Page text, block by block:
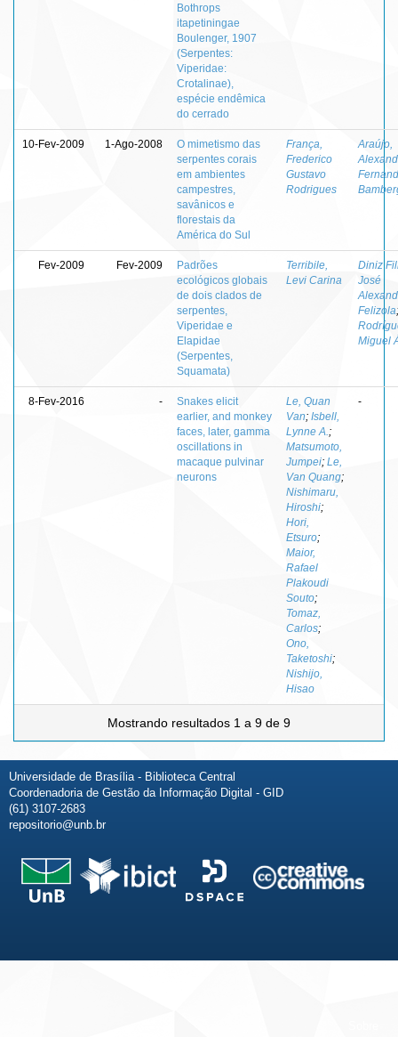
Bothrops
itapetiningae
Boulenger, 1907
(Serpentes:
Viperidae:
Crotalinae),
espécie endêmica
do cerrado
10-Fev-2009 1-Ago-2008
O mimetismo das
serpentes corais
em ambientes
campestres,
savânicos e
florestais da
América do Sul
França,
Frederico
Gustavo
Rodrigues
Araújo,
Fev-2009 Fev-2009
Padrões
ecológicos globais
de dois clados de
serpentes,
Viperidae e
Elapidae
(Serpentes,
Squamata)
Terribile,
Levi Carina
Diniz
José
Felizola;
Miguel
8-Fev-2016 -
Snakes elicit
earlier, and monkey
faces, later, gamma
oscillations in
macaque pulvinar
neurons
Le, Quan
Van; Isbell,
Lynne A. ;
Matsumoto,
Jumpei; Le,
Van Quang;
Nishimaru,
Hiroshi;
Hori,
Etsuro;
Maior,
Rafael
Plakoudi
Souto;
Tomaz,
Carlos;
Ono,
Taketoshi;
Nishijo,
Hisao
-
Mostrando resultados 1 a 9 de 9
Universidade de Brasília - Biblioteca Central
Coordenadoria de Gestão da Informação Digital - GID
(61) 3107-2683
repositorio@unb.br